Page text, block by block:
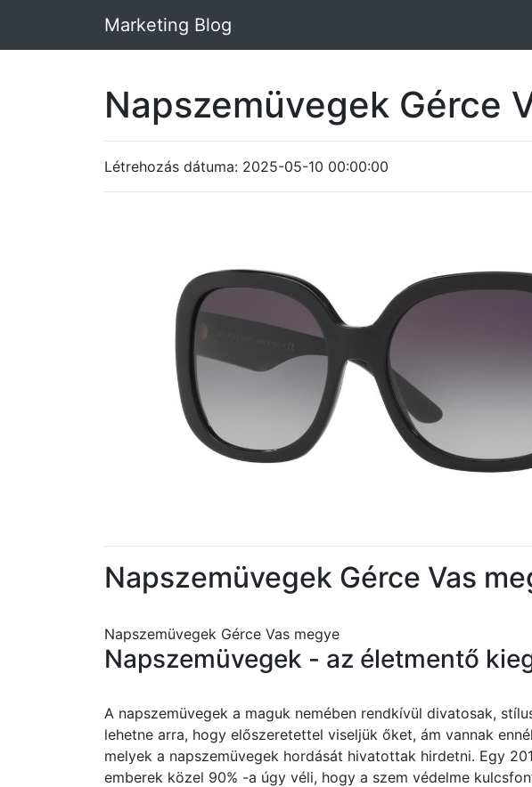
Marketing Blog
Napszemüvegek Gérce
Létrehozás dátuma: 2025-05-10 00:00:00
Napszemüvegek Gérce Vas
Napszemüvegek Gérce Vas megye
Napszemüvegek - az életmentő
A napszemüvegek a maguk nemében rendkívül divatosak,
lehetne arra, hogy előszeretettel viseljük őket, ám vannak
melyek a napszemüvegek hordását hivatottak hirdetni. Egy
emberek közel 90% -a úgy véli, hogy a szem védelme